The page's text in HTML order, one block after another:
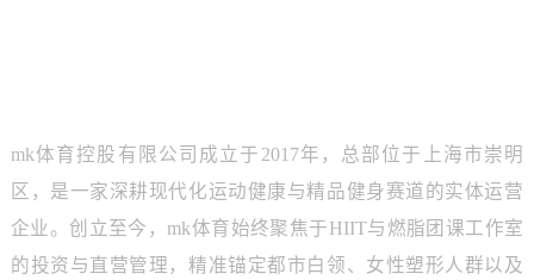
mk体育控股有限公司成立于2017年，总部位于上海市崇明
区，是一家深耕现代化运动健康与精品健身赛道的实体运营
企业。创立至今，mk体育始终聚焦于HIIT与燃脂团课工作室
的投资与直营管理，精准锚定都市白领、女性塑形人群以及